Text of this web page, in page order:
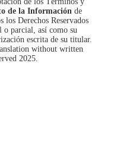
de la Información de
los Derechos Reservados
parcial, así como su
escrita de su titular.
without written
2025.